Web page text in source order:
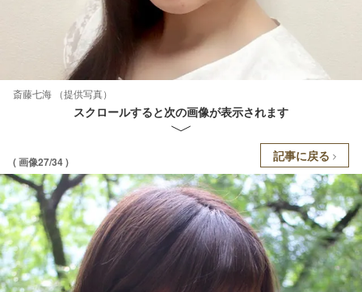
斎藤七海 （提供写真）
スクロールすると次の画像が表示されます
( 画像27/34 ) 記事に戻る